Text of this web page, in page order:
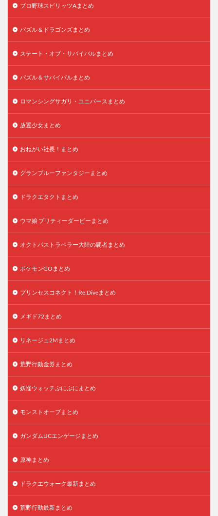
プロ野球スピリッツAまとめ
パズル＆ドラゴンズまとめ
ステート・オブ・サバイバルまとめ
パズル＆サバイバルまとめ
ロマンシングサガリ・ユニバースまとめ
放置少女まとめ
おねがい社長！まとめ
グランブルーファンタジーまとめ
ドラクエタクトまとめ
ウマ娘 プリティーダービーまとめ
オクトパストラベラー大陸の覇者まとめ
ポケモンGOまとめ
プリンセスコネクト！Re:Diveまとめ
メギド72まとめ
リネージュ2Mまとめ
荒野行動金券まとめ
妖怪ウォッチぷにぷにまとめ
モンストオーブまとめ
ガンダムUCエンゲージまとめ
原神まとめ
ドラクエウォーク最新まとめ
荒野行動最新まとめ